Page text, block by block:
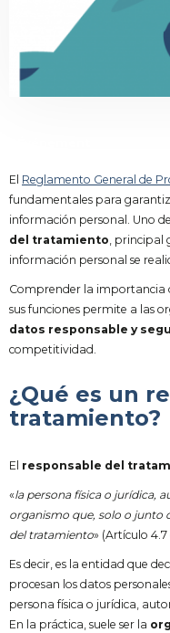
El Reglamento General de
fundamentales para
información personal. Uno de
del tratamiento, principal
información personal se
Comprender la importancia
sus funciones permite a las
datos responsable y
competitividad.
¿Qué es un
tratamiento?
El responsable del
«la persona física o jurídica,
organismo que, solo o junto
del tratamiento» (Artículo 4.7
Es decir, es la entidad que
procesan los datos
persona física o jurídica,
En la práctica, suele ser la